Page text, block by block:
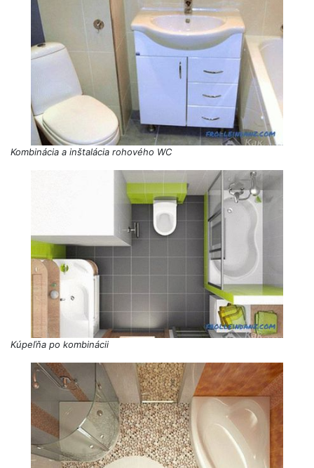
Kombinácia a inštalácia rohového WC
Kúpeľňa po kombinácii